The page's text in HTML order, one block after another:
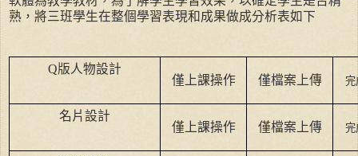
熟，將三班學生在整個學習表現和成果做成分析表如下
Q版人物設計
僅上課操作
僅檔案上傳 完
名片設計
僅上課操作
僅檔案上傳 完